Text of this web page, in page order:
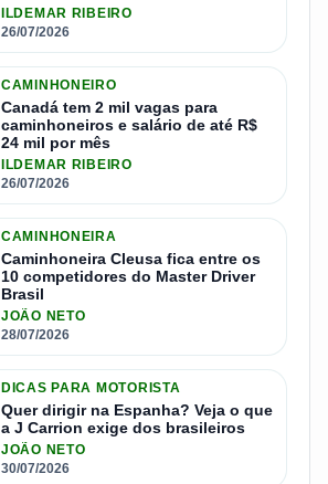
ILDEMAR RIBEIRO
26/07/2026
CAMINHONEIRO
Canadá tem 2 mil vagas para
caminhoneiros e salário de até R$
24 mil por mês
ILDEMAR RIBEIRO
26/07/2026
CAMINHONEIRA
Caminhoneira Cleusa fica entre os
10 competidores do Master Driver
Brasil
JOÃO NETO
28/07/2026
DICAS PARA MOTORISTA
Quer dirigir na Espanha? Veja o que
a J Carrion exige dos brasileiros
JOÃO NETO
30/07/2026